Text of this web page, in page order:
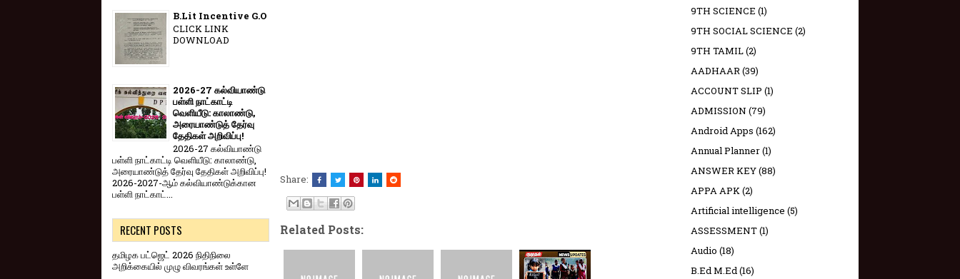
Share:
Related Posts:
B.Lit Incentive G.O
CLICK LINK
DOWNLOAD
2026-27 கல்வியாண்டு
பள்ளி நாட்காட்டி
வெளியீடு: காலாண்டு,
அரையாண்டுத் தேர்வு
தேதிகள் அறிவிப்பு!
2026-27 கல்வியாண்டு
பள்ளி நாட்காட்டி வெளியீடு: காலாண்டு,
அரையாண்டுத் தேர்வு தேதிகள் அறிவிப்பு!
2026-2027-ஆம் கல்வியாண்டுக்கான
பள்ளி நாட்காட்...
RECENT POSTS
தமிழக பட்ஜெட் 2026 நிதிநிலை
அறிக்கையில் முழு விவரங்கள் உள்ளே
9TH SCIENCE (1)
9TH SOCIAL SCIENCE (2)
9TH TAMIL(2)
AADHAAR(39)
ACCOUNT SLIP (1)
ADMISSION (79)
Android Apps (162)
Annual Planner(1)
ANSWER KEY(88)
APPA APK(2)
Artificial intelligence (5)
ASSESSMENT(1)
Audio (18)
B.Ed M.Ed(16)